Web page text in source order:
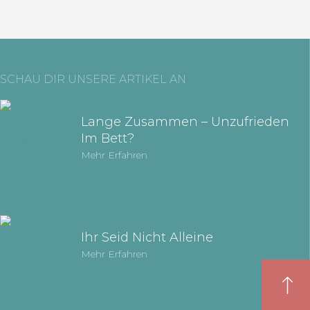
SCHAU DIR UNSERE ARTIKEL AN
Lange Zusammen – Unzufrieden
Im Bett?
Mehr Erfahren
Ihr Seid Nicht Alleine
Mehr Erfahren